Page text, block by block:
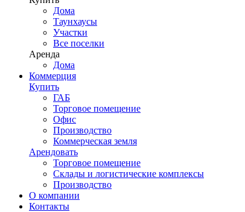
Дома
Таунхаусы
Участки
Все поселки
Аренда
Дома
Коммерция
Купить
ГАБ
Торговое помещение
Офис
Производство
Коммерческая земля
Арендовать
Торговое помещение
Склады и логистические комплексы
Производство
О компании
Контакты